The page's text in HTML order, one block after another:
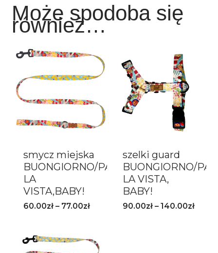
Może spodoba się
również…
smycz miejska
BUONGIORNO/PASTA
LA
VISTA,BABY!
60.00zł – 77.00zł
szelki guard
BUONGIORNO/
LA VISTA,
BABY!
90.00zł – 140.00zł